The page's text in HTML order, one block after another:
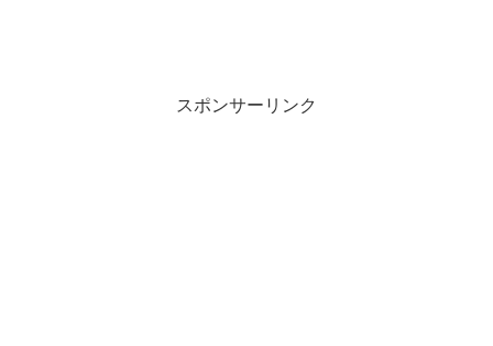
スポンサーリンク